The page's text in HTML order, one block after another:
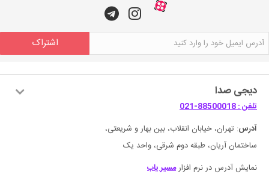
اشتراک
دیجی صدا
تلفن : 88500018-021
آدرس: تهران، خیابان انقلاب، بین بهار و شریعتی،
ساختمان آریان، طبقه دوم شرقی، واحد یک
نمایش آدرس در نرم افزارمسیر یاب